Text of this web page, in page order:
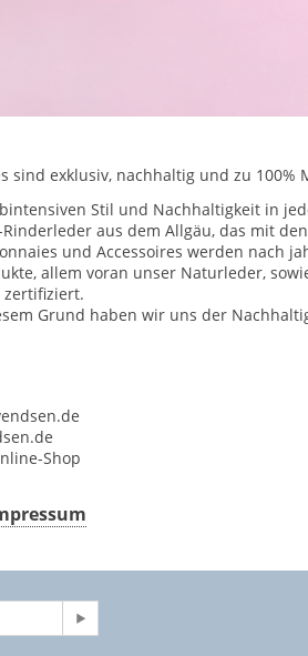
sind exklusiv, nachhaltig und zu 100%
Stil und Nachhaltigkeit in
aus dem Allgäu, das mit
und Accessoires werden nach
allem voran unser Naturleder,
Grund haben wir uns der
Shop